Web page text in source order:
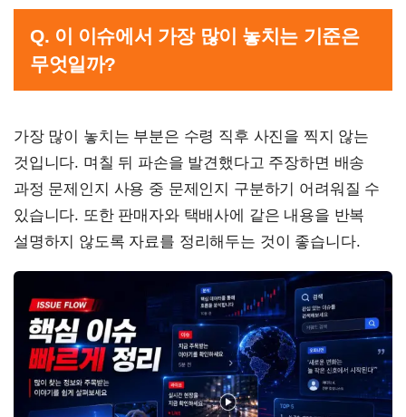
Q. 이 이슈에서 가장 많이 놓치는 기준은
무엇일까?
가장 많이 놓치는 부분은 수령 직후 사진을 찍지 않는
것입니다. 며칠 뒤 파손을 발견했다고 주장하면 배송
과정 문제인지 사용 중 문제인지 구분하기 어려워질 수
있습니다. 또한 판매자와 택배사에 같은 내용을 반복
설명하지 않도록 자료를 정리해두는 것이 좋습니다.